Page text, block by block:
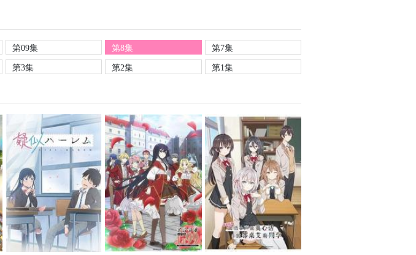
第09集 第8集
第7集
第3集 第2集 第1集